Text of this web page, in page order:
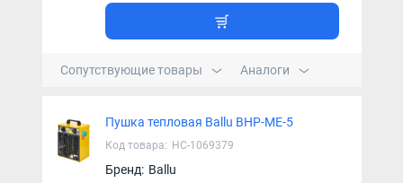
Сопутствующие товары Аналоги
Пушка тепловая Ballu BHP-ME-5
Код товара: НС-1069379
Бренд: Ballu